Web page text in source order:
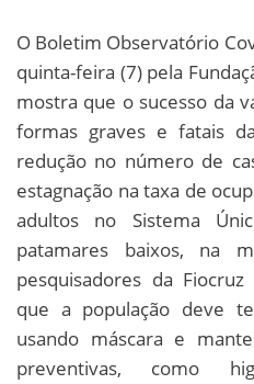
O Boletim Observatório
quinta-feira (7) pela
mostra que o sucesso da
formas graves e fatais
redução no número de
estagnação na taxa de
adultos no Sistema
patamares baixos, na
pesquisadores da
que a população deve
usando máscara e
preventivas, como